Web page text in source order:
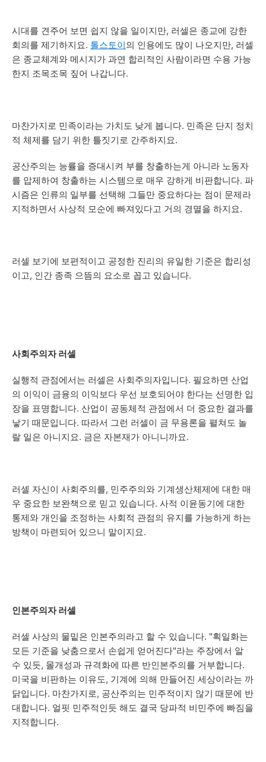
시대를 견주어 보면 쉽지 않을 일이지만, 러셀은 종교에 강한
회의를 제기하지요. 톨스토이의 인용에도 많이 나오지만, 러셀
은 종교체계와 메시지가 과연 합리적인 사람이라면 수용 가능
한지 조목조목 짚어 나갑니다.
마찬가지로 민족이라는 가치도 낮게 봅니다. 민족은 단지 정치
적 체제를 담기 위한 틀짓기로 간주하지요.
공산주의는 능률을 증대시켜 부를 창출하는게 아니라 노동자
를 압제하여 창출하는 시스템으로 매우 강하게 비판합니다. 파
시즘은 인류의 일부를 선택해 그들만 중요하다는 점이 문제라
지적하면서 사상적 모순에 빠져있다고 거의 경멸을 하지요.
러셀 보기에 보편적이고 공정한 진리의 유일한 기준은 합리성
이고, 인간 종족 으뜸의 요소로 꼽고 있습니다.
사회주의자 러셀
실행적 관점에서는 러셀은 사회주의자입니다. 필요하면 산업
의 이익이 금융의 이익보다 우선 보호되어야 한다는 선명한 입
장을 표명합니다. 산업이 공동체적 관점에서 더 중요한 결과를
낳기 때문입니다. 따라서 그런 러셀이 금 무용론을 펼쳐도 놀
랄 일은 아니지요. 금은 자본재가 아니니까요.
러셀 자신이 사회주의를, 민주주의와 기계생산체제에 대한 매
우 중요한 보완책으로 믿고 있습니다. 사적 이윤동기에 대한
통제와 개인을 조정하는 사회적 관점의 유지를 가능하게 하는
방책이 마련되어 있으니 말이지요.
인본주의자 러셀
러셀 사상의 물밑은 인본주의라고 할 수 있습니다. "획일화는
모든 기준을 낮춤으로서 손쉽게 얻어진다"라는 주장에서 알
수 있듯, 몰개성과 규격화에 따른 반인본주의를 거부합니다.
미국을 비판하는 이유도, 기계에 의해 만들어진 세상이라는 까
닭입니다. 마찬가지로, 공산주의는 민주적이지 않기 때문에 반
대합니다. 얼핏 민주적인듯 해도 결국 당파적 비민주에 빠짐을
지적합니다.